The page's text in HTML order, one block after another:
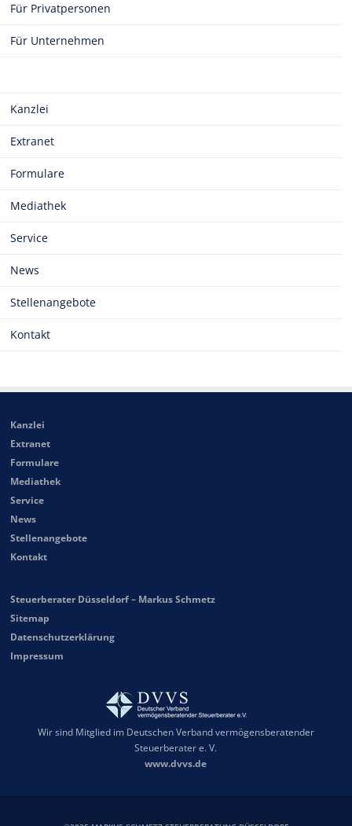
Für Privatpersonen
Für Unternehmen
Kanzlei
Extranet
Formulare
Mediathek
Service
News
Stellenangebote
Kontakt
Kanzlei
Extranet
Formulare
Mediathek
Service
News
Stellenangebote
Kontakt
Steuerberater Düsseldorf – Markus Schmetz
Sitemap
Datenschutzerklärung
Impressum
Wir sind Mitglied im Deutschen Verband vermögensberatender
Steuerberater e. V.
www.dvvs.de